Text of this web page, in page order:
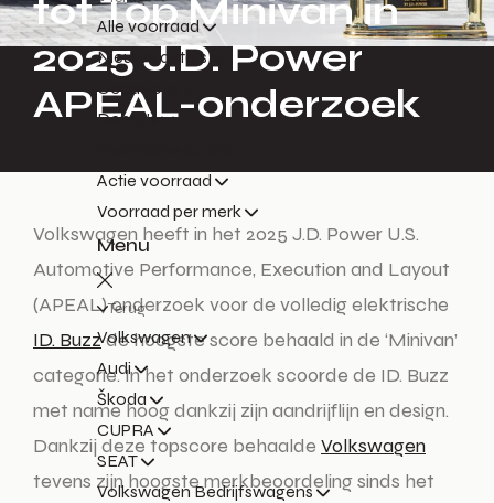
Alle voorraad
Nieuwe auto's
Occasions
Demo's
Actie voorraad
Voorraad per merk
Menu
Terug
Volkswagen
Audi
Škoda
CUPRA
SEAT
Volkswagen Bedrijfswagens
tot Top Minivan in
2025 J.D. Power
APEAL-onderzoek
Volkswagen heeft in het 2025 J.D. Power U.S.
Automotive Performance, Execution and Layout
(APEAL) onderzoek voor de volledig elektrische
ID. Buzzde hoogste score behaald in de ‘Minivan’
categorie. In het onderzoek scoorde de ID. Buzz
met name hoog dankzij zijn aandrijflijn en design.
Dankzij deze topscore behaalde Volkswagen
tevens zijn hoogste merkbeoordeling sinds het